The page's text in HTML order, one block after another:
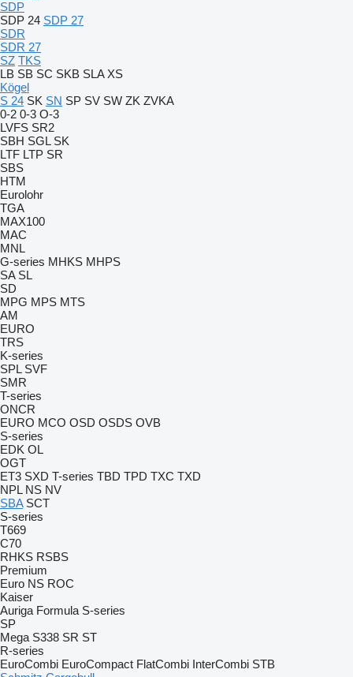
SDP
SDP 24 SDP 27
SDR
SDR 27
SZ TKS
LB SB SC SKB SLA XS
Kögel
S 24 SK SN SP SV SW ZK ZVKA
0-2 0-3 O-3
LVFS SR2
SBH SGL SK
LTF LTP SR
SBS
HTM
Eurolohr
TGA
MAX100
MAC
MNL
G-series MHKS MHPS
SA SL
SD
MPG MPS MTS
AM
EURO
TRS
K-series
SPL SVF
SMR
T-series
ONCR
EURO MCO OSD OSDS OVB
S-series
EDK OL
OGT
ET3 SXD T-series TBD TPD TXC TXD
NPL NS NV
SBA SCT
S-series
T669
C70
RHKS RSBS
Premium
Euro NS ROC
Kaiser
Auriga Formula S-series
SP
Mega S338 SR ST
R-series
EuroCombi EuroCompact FlatCombi InterCombi STB